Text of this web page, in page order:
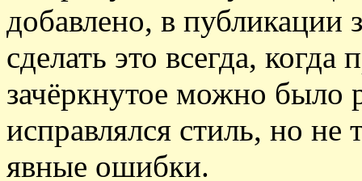
добавлено, в публикации
сделать это всегда,
зачёркнутое можно было
исправлялся стиль, но не
явные ошибки.